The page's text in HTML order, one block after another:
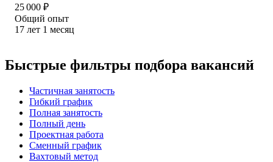
25 000 ₽
Общий опыт
17 лет 1 месяц
Быстрые фильтры подбора вакансий
Частичная занятость
Гибкий график
Полная занятость
Полный день
Проектная работа
Сменный график
Вахтовый метод